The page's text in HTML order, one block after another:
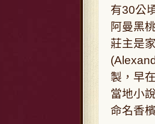
有30公
阿曼黑
莊主是
製，早
當地小
命名香